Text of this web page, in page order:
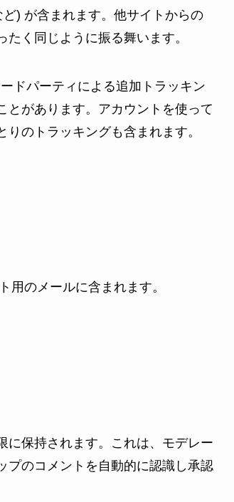
) が含まれます。他サイトからの
く同じように振る舞います。
ドパーティによる追加トラッキン
とがあります。アカウントを使って
のトラッキングも含まれます。
用のメールに含まれます。
に保持されます。これは、モデレー
プのコメントを自動的に認識し承認